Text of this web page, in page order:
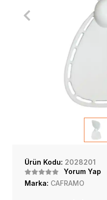
Ürün Kodu: 2028201
Yorum Yap
Marka: CAFRAMO